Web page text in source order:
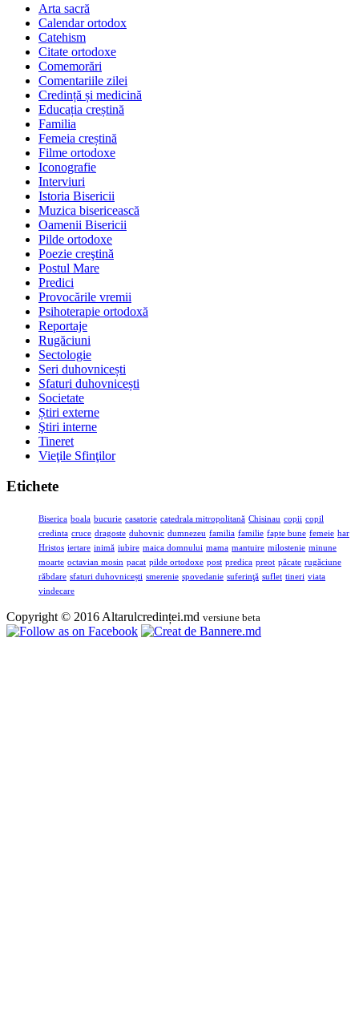
Arta sacră
Calendar ortodox
Catehism
Citate ortodoxe
Comemorări
Comentariile zilei
Credință și medicină
Educația creștină
Familia
Femeia creștină
Filme ortodoxe
Iconografie
Interviuri
Istoria Bisericii
Muzica bisericească
Oamenii Bisericii
Pilde ortodoxe
Poezie creştină
Postul Mare
Predici
Provocările vremii
Psihoterapie ortodoxă
Reportaje
Rugăciuni
Sectologie
Seri duhovnicești
Sfaturi duhovnicești
Societate
Știri externe
Ştiri interne
Tineret
Vieţile Sfinţilor
Etichete
Biserica boala bucurie casatorie catedrala mitropolitană Chisinau copii copil
credinta cruce dragoste duhovnic dumnezeu familia familie fapte bune femeie har
Hristos iertare inimă iubire maica domnului mama mantuire milostenie minune
moarte octavian mosin pacat pilde ortodoxe post predica preot păcate rugăciune
răbdare sfaturi duhovnicești smerenie spovedanie suferinţă suflet tineri viata
vindecare
Copyright © 2016 Altarulcredinței.md versiune beta